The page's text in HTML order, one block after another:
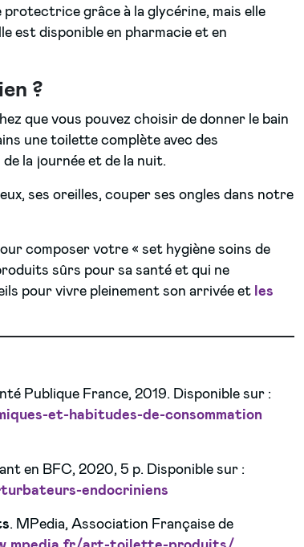
grâce à la glycérine, mais elle
est disponible en pharmacie et en
?
que vous pouvez choisir de donner le bain
une toilette complète avec des
la journée et de la nuit.
ses oreilles, couper ses ongles dans notre
composer votre « set hygiène soins de
sûrs pour sa santé et qui ne
pour vivre pleinement son arrivée et les
Publique France, 2019. Disponible sur :
et-habitudes-de-consommation
en BFC, 2020, 5 p. Disponible sur :
endocriniens
. MPedia, Association Française de